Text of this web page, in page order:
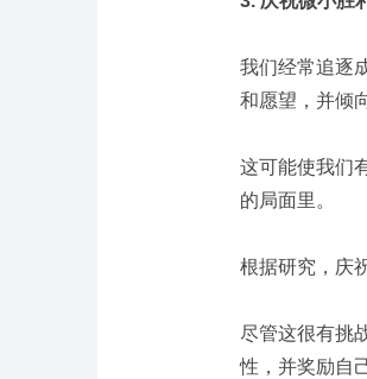
我们经常追逐
和愿望，并倾
这可能使我们
的局面里。
根据研究，庆
尽管这很有挑
性，并奖励自